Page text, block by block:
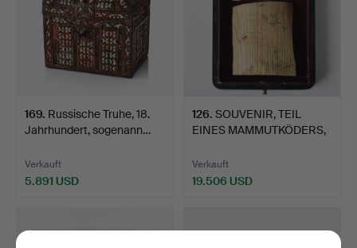
169. Russische Truhe, 18.
Jahrhundert, sogenann…
Verkauft
5.891 USD
126. SOUVENIR, TEIL
EINES MAMMUTKÖDERS,
Verkauft
19.506 USD